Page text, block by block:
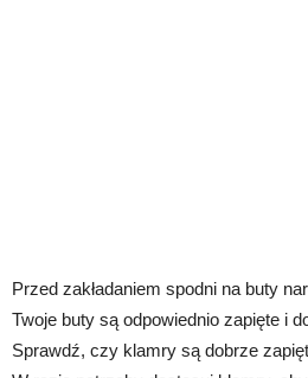
Przed zakładaniem spodni na buty
Twoje buty są odpowiednio zapięte i
Sprawdź, czy klamry są dobrze